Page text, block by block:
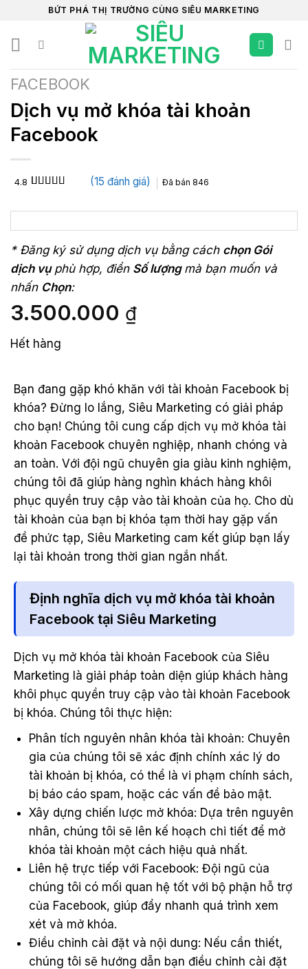
BỨT PHÁ THỊ TRƯỜNG CÙNG SIÊU MARKETING
FACEBOOK
Dịch vụ mở khóa tài khoản
Facebook
4.8
đánh giá
(15 đánh giá) Đã bán 846
* Đăng ký sử dụng dịch vụ bằng cách chọn Gói
dịch vụphù hợp, điền Số lượng mà bạn muốn và
nhấn Chọn:
3.500.000 ₫
Hết hàng
Bạn đang gặp khó khăn với tài khoản Facebook bị
khóa? Đừng lo lắng, Siêu Marketing có giải pháp
cho bạn! Chúng tôi cung cấp dịch vụ mở khóa tài
khoản Facebook chuyên nghiệp, nhanh chóng và
an toàn. Với đội ngũ chuyên gia giàu kinh nghiệm,
chúng tôi đã giúp hàng nghìn khách hàng khôi
phục quyền truy cập vào tài khoản của họ. Cho dù
tài khoản của bạn bị khóa tạm thời hay gặp vấn
đề phức tạp, Siêu Marketing cam kết giúp bạn lấy
lại tài khoản trong thời gian ngắn nhất.
Định nghĩa dịch vụ mở khóa tài khoản
Facebook tại Siêu Marketing
Dịch vụ mở khóa tài khoản Facebook của Siêu
Marketing là giải pháp toàn diện giúp khách hàng
khôi phục quyền truy cập vào tài khoản Facebook
bị khóa. Chúng tôi thực hiện:
Phân tích nguyên nhân khóa tài khoản: Chuyên
gia của chúng tôi sẽ xác định chính xác lý do
tài khoản bị khóa, có thể là vi phạm chính sách,
bị báo cáo spam, hoặc các vấn đề bảo mật.
Xây dựng chiến lược mở khóa: Dựa trên nguyên
nhân, chúng tôi sẽ lên kế hoạch chi tiết để mở
khóa tài khoản một cách hiệu quả nhất.
Liên hệ trực tiếp với Facebook: Đội ngũ của
chúng tôi có mối quan hệ tốt với bộ phận hỗ trợ
của Facebook, giúp đẩy nhanh quá trình xem
xét và mở khóa.
Điều chỉnh cài đặt và nội dung: Nếu cần thiết,
chúng tôi sẽ hướng dẫn bạn điều chỉnh cài đặt